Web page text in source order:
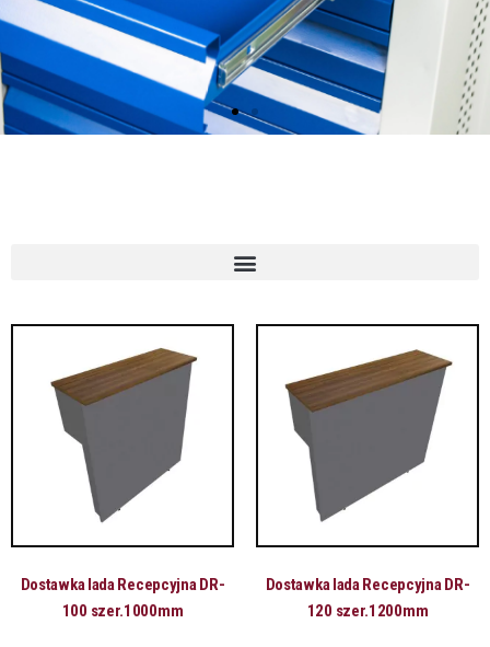
Dostawka lada Recepcyjna DR-
100 szer.1000mm
Dostawka lada Recepcyjna DR-
120 szer.1200mm